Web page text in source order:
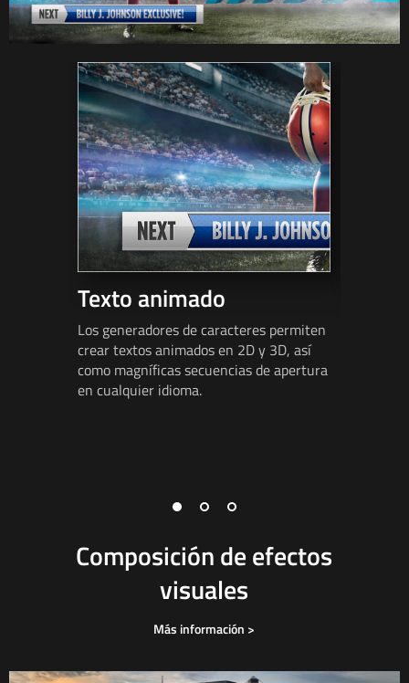
Texto animado
Los generadores de caracteres permiten
crear textos animados en 2D y 3D, así
como magníficas secuencias de apertura
en cualquier idioma.
Composición de efectos
visuales
Más información >